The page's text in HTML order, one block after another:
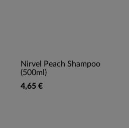
Nirvel Peach Shampoo
(500ml)
4,65 €